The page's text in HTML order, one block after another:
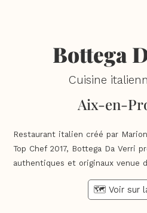
Bottega
Cuisine
Aix-en-
Restaurant italien créé par
Top Chef 2017, Bottega Da Verri
authentiques et originaux venue
🗺️ Voir sur